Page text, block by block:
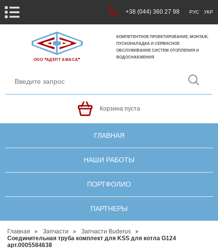
+38 (044) 360 27 98 РУС УКР
ООО ❝АДЕПТ АМАСА❞
КОМПЕТЕНТНОЕ ПРОЕКТИРОВАНИЕ, МОНТАЖ,
ПУСКОНАЛАДКА И СЕРВИСНОЕ
ОБСЛУЖИВАНИЕ СИСТЕМ ОТОПЛЕНИЯ И
ВОДОСНАБЖЕНИЯ
Корзина пуста
ГЛАВНАЯ
НАШИ РАБОТЫ
ПОРТФОЛИО
ПАРТНЕРЫ
Главная Запчасти
Запчасти Buderus
Соединительная труба комплект для KSS для котла G124
арт.0005584638